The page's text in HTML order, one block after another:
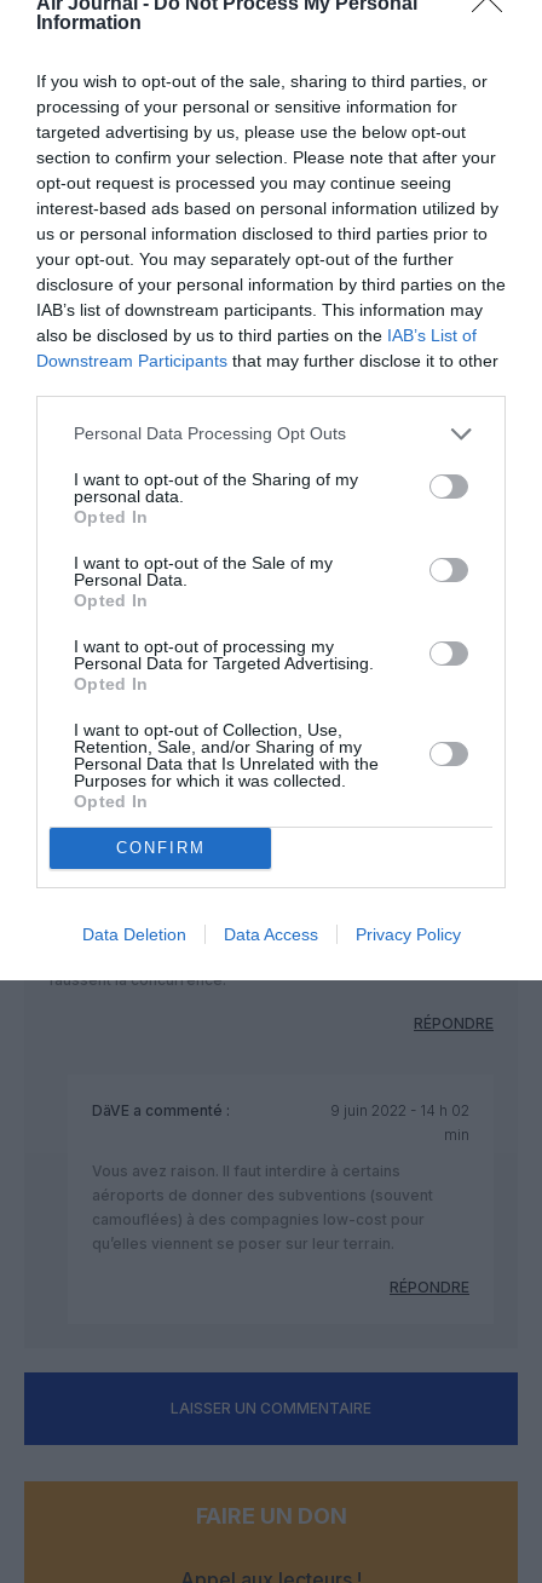
Information
If you wish to opt-out of the sale, sharing to third parties, or
processing of your personal or sensitive information for
targeted advertising by us, please use the below opt-out
section to confirm your selection. Please note that after your
opt-out request is processed you may continue seeing
interest-based ads based on personal information utilized by
us or personal information disclosed to third parties prior to
your opt-out. You may separately opt-out of the further
disclosure of your personal information by third parties on the
IAB’s list of downstream participants. This information may
also be disclosed by us to third parties on the IAB’s List of
Downstream Participants that may further disclose it to other
Personal Data Processing Opt Outs
I want to opt-out of the Sharing of my
personal data.
Opted In
I want to opt-out of the Sale of my
Personal Data.
Opted In
I want to opt-out of processing my
Personal Data for Targeted Advertising.
Opted In
I want to opt-out of Collection, Use,
Retention, Sale, and/or Sharing of my
Personal Data that Is Unrelated with the
Purposes for which it was collected.
Opted In
CONFIRM
Data Deletion Data Access Privacy Policy
Lorsque c’est le cas, alors ces conditions nationales
RÉPONDRE
Et tout DRH dans l’aérien
qui se respecte sait cela!
a commenté :
9 juin 2022 - 11 h
46 min
Oui, et cette règle qui veut que la plus
contraignante des deux règles (
européenne ou nationale) soit celle qui
s’applique dans un pays est un basique
respecte CONNAÎT !
Si non, alors il s’agit d’une INCOMPÉTENCE
sur le recrutement de directeurs de ces
boites…
part, mais une FAUTE qui mérite sanction
proportionnée….à moins que ledit DRH
n’agisse hors la loi que sur ordre
posée, et une réponse claire doit y être
apportée !
Airbusa commenté :
face à des employeurs ne respectant pas la législation.
faussent la concurrence.
RÉPONDRE
DäVE a commenté :
9 juin 2022 - 14 h 02
min
Vous avez raison. Il faut interdire à certains
aéroports de donner des subventions (souvent
camouflées) à des compagnies low-cost pour
qu’elles viennent se poser sur leur terrain.
RÉPONDRE
LAISSER UN COMMENTAIRE
FAIRE UN DON